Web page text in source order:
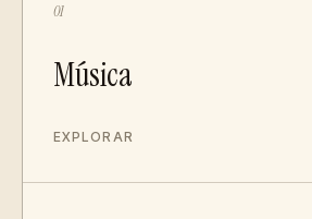
01
Música
EXPLORAR